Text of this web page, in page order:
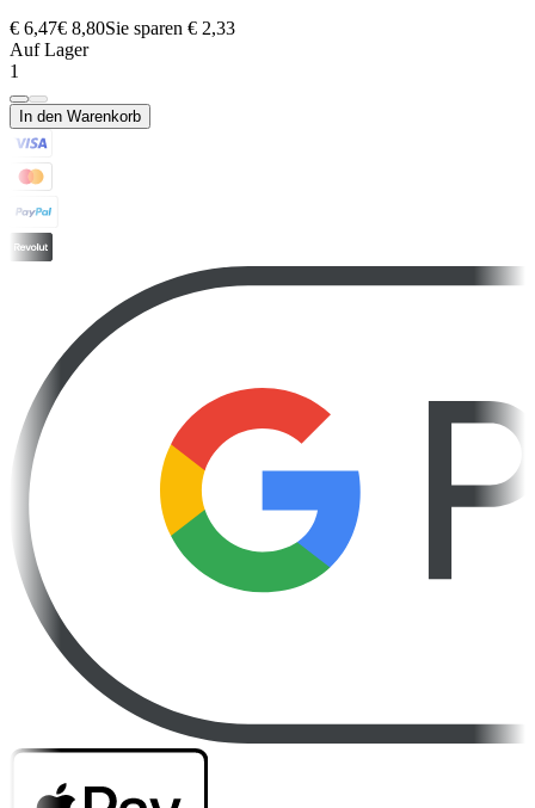
€ 6,47€ 8,80Sie sparen € 2,33
Auf Lager
1
In den Warenkorb